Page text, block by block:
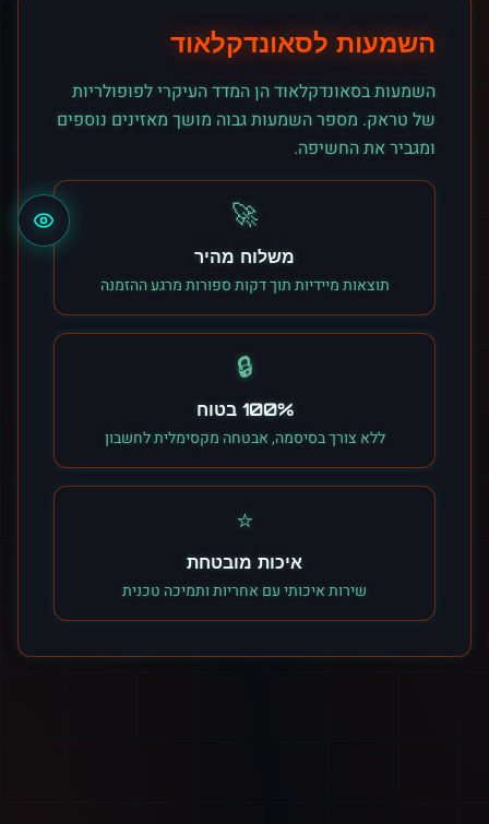
השמעות לסאונדקלאוד
השמעות בסאונדקלאוד הן המדד העיקרי לפופולריות
של טראק. מספר השמעות גבוה מושך מאזינים נוספים
ומגביר את החשיפה.
🚀
משלוח מהיר
תוצאות מיידיות תוך דקות ספורות מרגע ההזמנה
🔒
100% בטוח
ללא צורך בסיסמה, אבטחה מקסימלית לחשבון
⭐
איכות מובטחת
שירות איכותי עם אחריות ותמיכה טכנית